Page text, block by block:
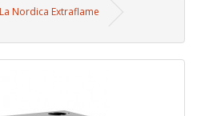
La Nordica Extraflame